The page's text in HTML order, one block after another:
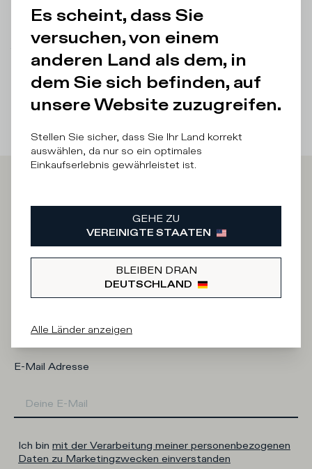
Einzelheiten und Zusammensetzung
There was a problem loading related products
problem loading related products
Iscriviti alla
Newsletter
An welcher Kategorie sind Sie interessiert?
E-Mail Adresse
Ich bin mit der Verarbeitung meiner personenbezogenen
Daten zu Marketingzwecken einverstanden
Es scheint, dass Sie
versuchen, von einem
anderen Land als dem, in
dem Sie sich befinden, auf
unsere Website zuzugreifen.
Stellen Sie sicher, dass Sie Ihr Land korrekt
auswählen, da nur so ein optimales
Einkaufserlebnis gewährleistet ist.
GEHE ZU
VEREINIGTE STAATEN
BLEIBEN DRAN
DEUTSCHLAND
Alle Länder anzeigen